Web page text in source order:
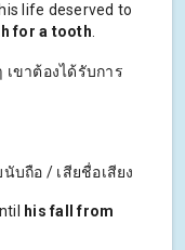
life deserved to
for a tooth
เขาต้องได้รับการ
บถือ / เสียชื่อเสียง
his fall from